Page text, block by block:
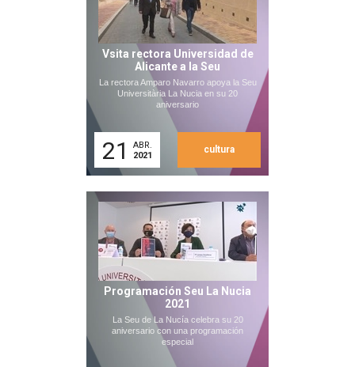
Vsita rectora Universidad de
Alicante a la Seu
La rectora Amparo Navarro apoya la Seu
Universitària La Nucia en su 20
aniversario
21
ABR.
2021
cultura
Programación Seu La Nucia
2021
La Seu de La Nucía celebra su 20
aniversario con una programación
especial